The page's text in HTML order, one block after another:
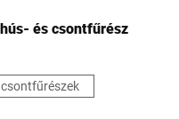
és csontfűrész
csontfűrészek